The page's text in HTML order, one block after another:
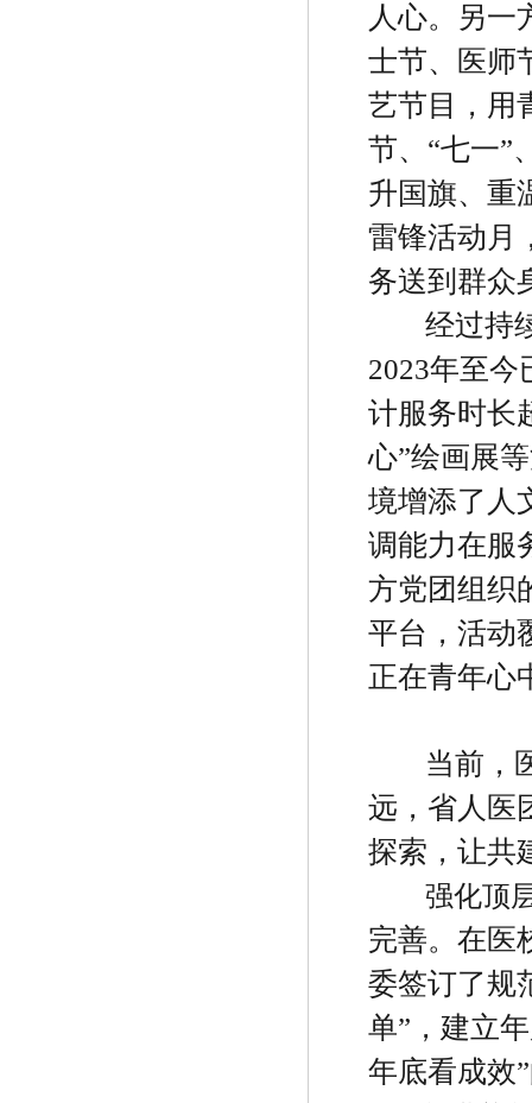
人心。另一
士节、医师
艺节目，用
节、 “七一”
升国旗、重
雷锋活动月
务送到群众
经过持
2023年至今
计服务时长
心”绘画展
境增添了人
调能力在服
方党团组织
平台，活动
正在青年心
当前，
远，省人医
探索，让共
强化顶
完善。在医
委签订了规
单” ，建立
年底看成效”